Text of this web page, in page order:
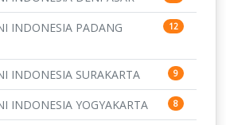
INDONESIA PADANG
12
INDONESIA SURAKARTA 9
INDONESIA YOGYAKARTA 8